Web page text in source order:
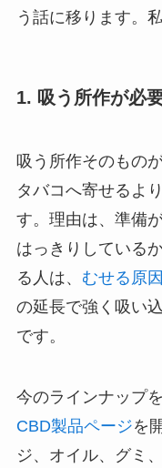
う話に移ります。
1. 吸う所作が必
吸う所作そのもの
タバコへ寄せるより
す。理由は、準備
はっきりしている
る人は、 むせる原
の延長で強く吸い
です。
今のラインナップ
CBD製品ページを
ジ、オイル、グミ